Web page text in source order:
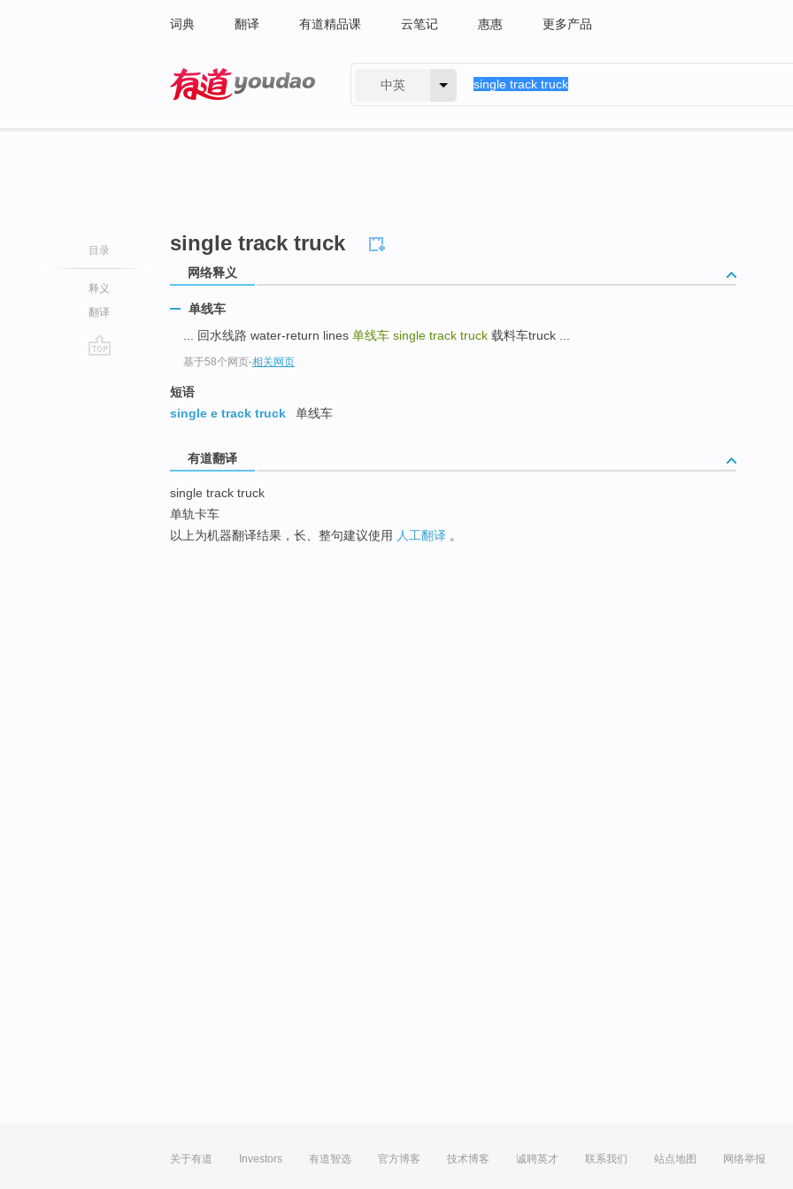
词典 翻译 有道精品课 云笔记 惠惠 更多产品
中英
目录
释义
翻译
single track truck
网络释义
单线车
... 回水线路 water-return lines 单线车 single track truck 载料车truck ...
基于58个网页-相关网页
短语
single e track truck
单线车
有道翻译
single track truck
单轨卡车
以上为机器翻译结果，长、整句建议使用 人工翻译 。
关于有道 Investors 有道智选 官方博客 技术博客 诚聘英才 联系我们 站点地图 网络举报